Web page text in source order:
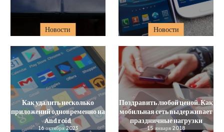
Новости Новости
Как удалить несколько
приложений одновременно на
Android
16 октября 2023
Поздравить любой ценой. Как
мобильная сеть выдерживает
праздничные нагрузки
15 января 2018